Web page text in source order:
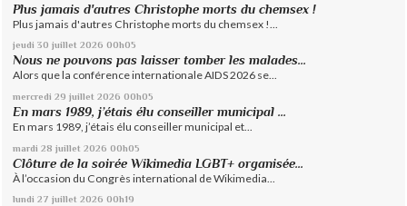
Plus jamais d'autres Christophe morts du chemsex !
Plus jamais d'autres Christophe morts du chemsex !...
jeudi 30 juillet 2026 00h05
Nous ne pouvons pas laisser tomber les malades...
Alors que la conférence internationale AIDS 2026 se...
mercredi 29 juillet 2026 00h05
En mars 1989, j’étais élu conseiller municipal ...
En mars 1989, j’étais élu conseiller municipal et...
mardi 28 juillet 2026 00h05
Clôture de la soirée Wikimedia LGBT+ organisée...
À l’occasion du Congrès international de Wikimedia...
lundi 27 juillet 2026 00h19